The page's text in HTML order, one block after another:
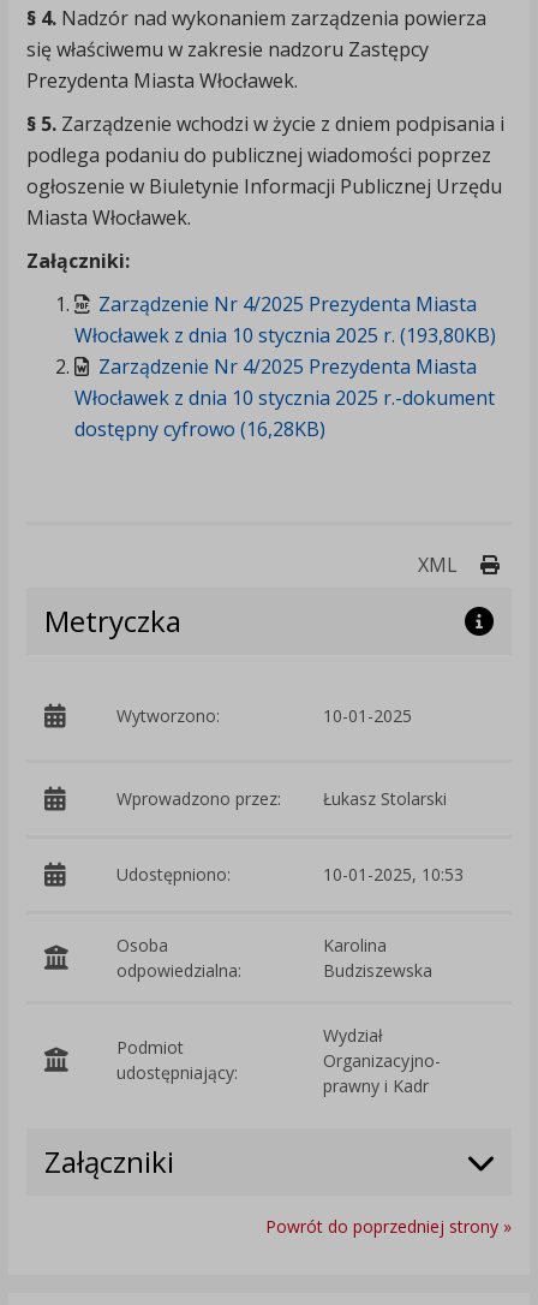
§ 4. Nadzór nad wykonaniem zarządzenia powierza
się właściwemu w zakresie nadzoru Zastępcy
Prezydenta Miasta Włocławek.
§ 5. Zarządzenie wchodzi w życie z dniem podpisania i
podlega podaniu do publicznej wiadomości poprzez
ogłoszenie w Biuletynie Informacji Publicznej Urzędu
Miasta Włocławek.
Załączniki:
Zarządzenie Nr 4/2025 Prezydenta Miasta
Włocławek z dnia 10 stycznia 2025 r. (193,80KB)
Zarządzenie Nr 4/2025 Prezydenta Miasta
Włocławek z dnia 10 stycznia 2025 r.-dokument
dostępny cyfrowo (16,28KB)
XML
Metryczka
Wytworzono: 10-01-2025
Wprowadzono przez: Łukasz Stolarski
Udostępniono: 10-01-2025, 10:53
Osoba
odpowiedzialna:
Karolina
Budziszewska
Podmiot
udostępniający:
Wydział
Organizacyjno-
prawny i Kadr
Załączniki
Powrót do poprzedniej strony »